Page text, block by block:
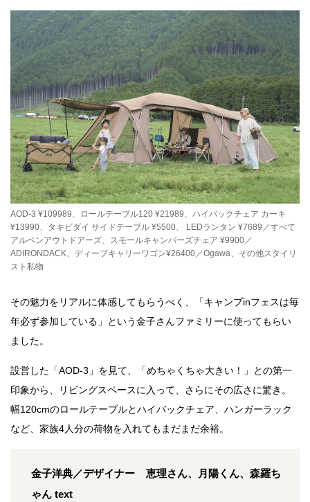
AOD-3 ¥109989、ロールテーブル120 ¥21989、ハイバックチェア カーキ
¥13990、タキビダイ サイドテーブル ¥5500、 LEDランタン ¥7689／すべて
アルペンアウトドアーズ、スモールキャンパーズチェア ¥9900／
ADIRONDACK、ディープキャリーワゴン¥26400／Ogawa、その他スタイリ
スト私物
その魅力をリアルに体感してもらうべく、「キャンプinフェスは毎
年必ず参加している」という金子さんファミリーに使ってもらい
ました。
設営した「AOD-3」を見て、「めちゃくちゃ大きい！」との第一
印象から、リビングスペースに入って、さらにその広さに驚き。
幅120cmのロールテーブルとハイバックチェア、ハンガーラック
など、家族4人分の荷物を入れてもまだまだ余裕。
金子洋典／デザイナー 恵理さん、月陽くん、森羅ち
ゃん text